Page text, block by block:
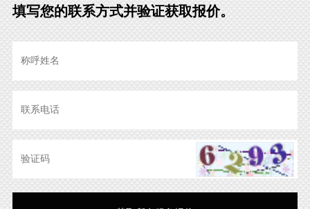
填写您的联系方式并验证获取报价。